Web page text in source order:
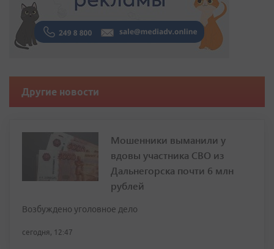
Другие новости
Мошенники выманили у
вдовы участника СВО из
Дальнегорска почти 6 млн
рублей
Возбуждено уголовное дело
сегодня, 12:47